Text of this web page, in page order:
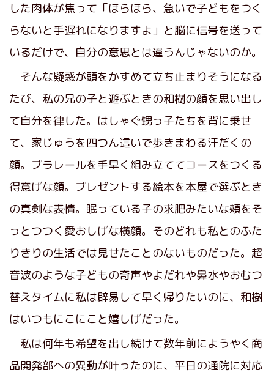
した肉体が焦って「ほらほら、急いで子どもをつく
らないと手遅れになりますよ」と脳に信号を送って
いるだけで、自分の意思とは違うんじゃないのか。
そんな疑惑が頭をかすめて立ち止まりそうになる
たび、私の兄の子と遊ぶときの和樹の顔を思い出し
て自分を律した。はしゃぐ甥っ子たちを背に乗せ
て、家じゅうを四つん這いで歩きまわる汗だくの
顔。プラレールを手早く組み立ててコースをつくる
得意げな顔。プレゼントする絵本を本屋で選ぶとき
の真剣な表情。眠っている子の求肥みたいな頰をそ
っとつつく愛おしげな横顔。そのどれも私とのふた
りきりの生活では見せたことのないものだった。超
音波のような子どもの奇声やよだれや鼻水やおむつ
替えタイムに私は辟易して早く帰りたいのに、和樹
はいつもにこにこと嬉しげだった。
私は何年も希望を出し続けて数年前にようやく商
品開発部への異動が叶ったのに、平日の通院に対応